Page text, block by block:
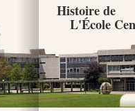
Histoire de
L'École